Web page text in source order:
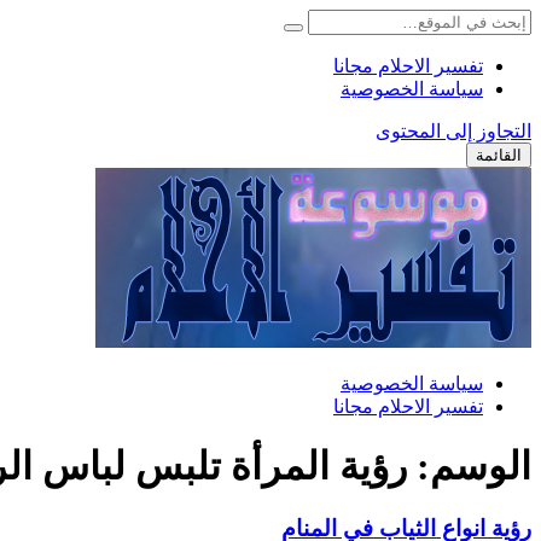
تفسير الاحلام مجانا
سياسة الخصوصية
التجاوز إلى المحتوى
القائمة
سياسة الخصوصية
تفسير الاحلام مجانا
الوسم: رؤية المرأة تلبس لباس
رؤية انواع الثياب في المنام